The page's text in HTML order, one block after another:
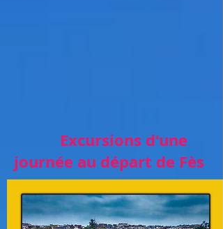
Excursions d'une
journée au départ de Fès